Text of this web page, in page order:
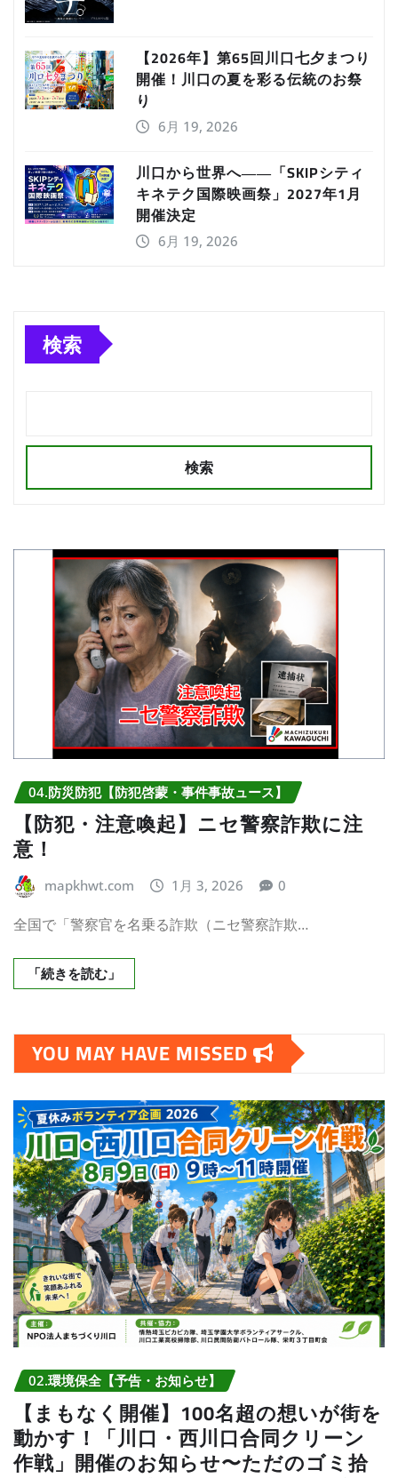
【2026年】第65回川口七夕まつり
開催！川口の夏を彩る伝統のお祭
り
6月 19, 2026
川口から世界へ――「SKIPシティ
キネテク国際映画祭」2027年1月
開催決定
6月 19, 2026
検索
検索
04.防災防犯【防犯啓蒙・事件事故ュース】
【防犯・注意喚起】ニセ警察詐欺に注
意！
mapkhwt.com 1月 3, 2026 0
全国で「警察官を名乗る詐欺（ニセ警察詐欺…
「続きを読む」
YOU MAY HAVE MISSED
02.環境保全【予告・お知らせ】
【まもなく開催】100名超の想いが街を
動かす！「川口・西川口合同クリーン
作戦」開催のお知らせ〜ただのゴミ拾